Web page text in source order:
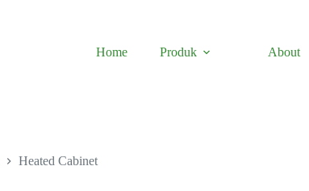
Home Produk About
Heated Cabinet